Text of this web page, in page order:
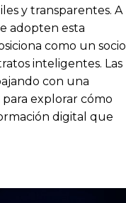
y transparentes. A
adopten esta
como un socio
inteligentes. Las
con una
explorar cómo
digital que